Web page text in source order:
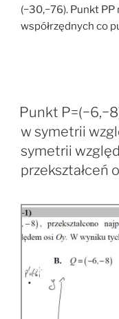
(−30,−76). Punkt
współrzędnych co
Punkt
w symetrii
symetrii
przekształceń